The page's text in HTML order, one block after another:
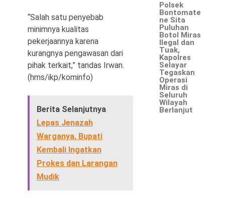
“Salah satu penyebab
minimnya kualitas
pekerjaannya karena
kurangnya pengawasan dari
pihak terkait,” tandas Irwan.
(hms/ikp/kominfo)
Berita Selanjutnya
Lepas Jenazah
Warganya, Bupati
Kembali Ingatkan
Prokes dan Larangan
Mudik
Polsek
Bontomate
ne Sita
Puluhan
Botol Miras
Ilegal dan
Tuak,
Kapolres
Selayar
Tegaskan
Operasi
Miras di
Seluruh
Wilayah
Berlanjut